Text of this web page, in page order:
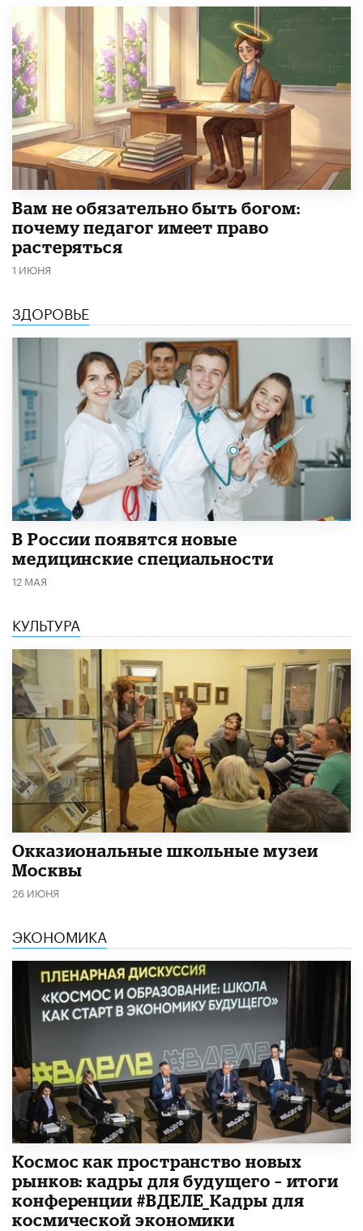
​Вам не обязательно быть богом:
почему педагог имеет право
растеряться
1 ИЮНЯ
ЗДОРОВЬЕ
В России появятся новые
медицинские специальности
12 МАЯ
КУЛЬТУРА
​Окказиональные школьные музеи
Москвы
26 ИЮНЯ
ЭКОНОМИКА
Космос как пространство новых
рынков: кадры для будущего – итоги
конференции #ВДЕЛЕ_Кадры для
космической экономики